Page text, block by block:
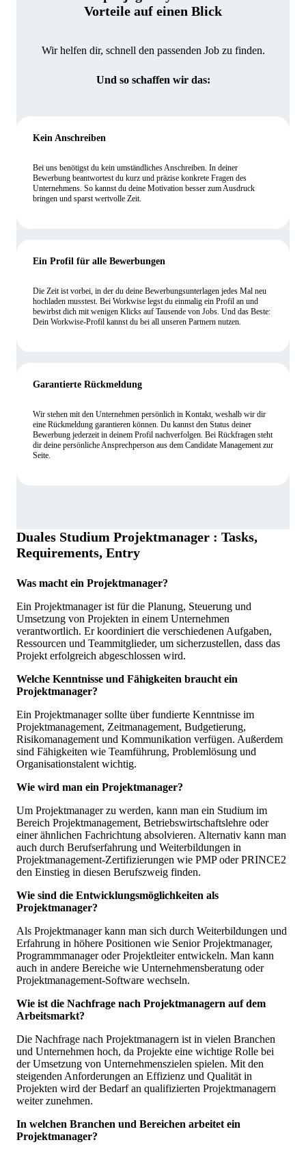
Vorteile auf einen Blick
Wir helfen dir, schnell den passenden Job zu finden.
Und so schaffen wir das:
Kein Anschreiben
Bei uns benötigst du kein umständliches Anschreiben. In deiner
Bewerbung beantwortest du kurz und präzise konkrete Fragen des
Unternehmens. So kannst du deine Motivation besser zum Ausdruck
bringen und sparst wertvolle Zeit.
Ein Profil für alle Bewerbungen
Die Zeit ist vorbei, in der du deine Bewerbungsunterlagen jedes Mal neu
hochladen musstest. Bei Workwise legst du einmalig ein Profil an und
bewirbst dich mit wenigen Klicks auf Tausende von Jobs. Und das Beste:
Dein Workwise-Profil kannst du bei all unseren Partnern nutzen.
Garantierte Rückmeldung
Wir stehen mit den Unternehmen persönlich in Kontakt, weshalb wir dir
eine Rückmeldung garantieren können. Du kannst den Status deiner
Bewerbung jederzeit in deinem Profil nachverfolgen. Bei Rückfragen steht
dir deine persönliche Ansprechperson aus dem Candidate Management zur
Seite.
Duales Studium Projektmanager : Tasks,
Requirements, Entry
Was macht ein Projektmanager?
Ein Projektmanager ist für die Planung, Steuerung und
Umsetzung von Projekten in einem Unternehmen
verantwortlich. Er koordiniert die verschiedenen Aufgaben,
Ressourcen und Teammitglieder, um sicherzustellen, dass das
Projekt erfolgreich abgeschlossen wird.
Welche Kenntnisse und Fähigkeiten braucht ein
Projektmanager?
Ein Projektmanager sollte über fundierte Kenntnisse im
Projektmanagement, Zeitmanagement, Budgetierung,
Risikomanagement und Kommunikation verfügen. Außerdem
sind Fähigkeiten wie Teamführung, Problemlösung und
Organisationstalent wichtig.
Wie wird man ein Projektmanager?
Um Projektmanager zu werden, kann man ein Studium im
Bereich Projektmanagement, Betriebswirtschaftslehre oder
einer ähnlichen Fachrichtung absolvieren. Alternativ kann man
auch durch Berufserfahrung und Weiterbildungen in
Projektmanagement-Zertifizierungen wie PMP oder PRINCE2
den Einstieg in diesen Berufszweig finden.
Wie sind die Entwicklungsmöglichkeiten als
Projektmanager?
Als Projektmanager kann man sich durch Weiterbildungen und
Erfahrung in höhere Positionen wie Senior Projektmanager,
Programmmanager oder Projektleiter entwickeln. Man kann
auch in andere Bereiche wie Unternehmensberatung oder
Projektmanagement-Software wechseln.
Wie ist die Nachfrage nach Projektmanagern auf dem
Arbeitsmarkt?
Die Nachfrage nach Projektmanagern ist in vielen Branchen
und Unternehmen hoch, da Projekte eine wichtige Rolle bei
der Umsetzung von Unternehmenszielen spielen. Mit den
steigenden Anforderungen an Effizienz und Qualität in
Projekten wird der Bedarf an qualifizierten Projektmanagern
weiter zunehmen.
In welchen Branchen und Bereichen arbeitet ein
Projektmanager?